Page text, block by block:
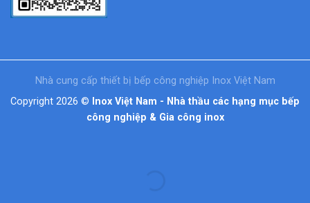
Nhà cung cấp thiết bị bếp công nghiệp Inox Việt Nam
Copyright 2026 © Inox Việt Nam - Nhà thầu các hạng mục bếp
công nghiệp & Gia công inox